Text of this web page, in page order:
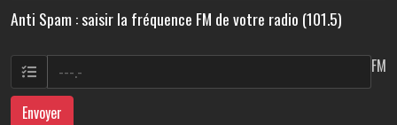
Anti Spam : saisir la fréquence FM de votre radio (101.5)
FM
Envoyer